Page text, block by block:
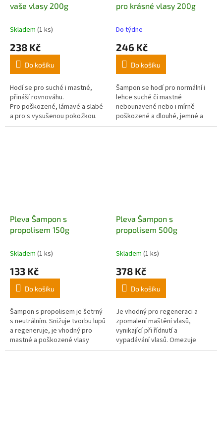
vaše vlasy 200g
Skladem (1 ks)
238 Kč
Do košíku
Hodí se pro suché i mastné,
přináší rovnováhu.
Pro poškozené, lámavé a slabé
a pro s vysušenou pokožkou.
Rychlá pomoc pro
pro krásné vlasy 200g
Do týdne
246 Kč
Do košíku
Šampon se hodí pro normální i
lehce suché či mastné
nebounavené nebo i mírně
poškozené a dlouhé, jemné a
poletující
Pleva Šampon s
propolisem 150g
Skladem (1 ks)
133 Kč
Do košíku
Šampon s propolisem je šetrný
s neutrálním. Snižuje tvorbu lupů
a regeneruje, je vhodný pro
mastné a poškozené vlasy
Pleva Šampon s
propolisem 500g
Skladem (1 ks)
378 Kč
Do košíku
Je vhodný pro regeneraci a
zpomalení maštění vlasů,
vynikající při řídnutí a
vypadávání vlasů. Omezuje
tvorbu lupů.